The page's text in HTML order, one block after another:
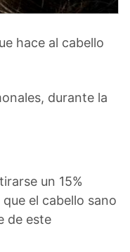
hace al cabello
durante la
un 15%
el cabello sano
de este